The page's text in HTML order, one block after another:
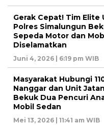
Gerak Cepat! Tim Elite
Polres Simalungun
Sepeda Motor dan
Diselamatkan
Juni 4, 2026 | 6:19 pm WIB
Masyarakat Hubungi
Nanggar dan Unit
Bekuk Dua Pencuri
Mobil Sedan
Mei 13, 2026 | 11:41 am WIB